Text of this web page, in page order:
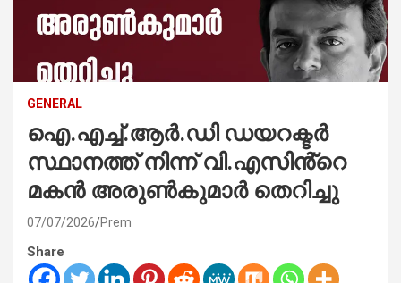
GENERAL
ഐ.എച്ച്‌.ആർ.ഡി ഡയറക്ടർ
സ്ഥാനത്ത് നിന്ന് വി.എസിൻ്റെ
മകൻ അരുണ്‍കുമാർ തെറിച്ചു
07/07/2026 Prem
Share